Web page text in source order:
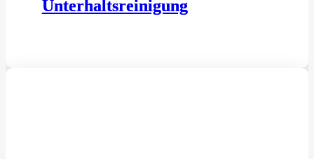
Unterhaltsreinigung